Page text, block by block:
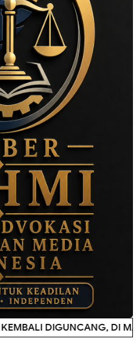
DI MANA